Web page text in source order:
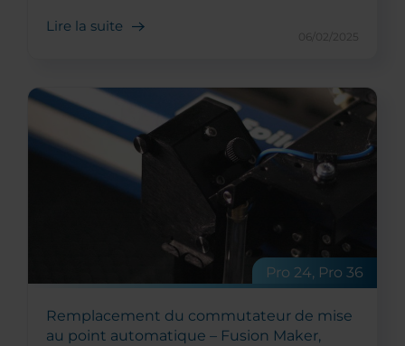
Lire la suite
06/02/2025
Pro 24, Pro 36
Remplacement du commutateur de mise
au point automatique – Fusion Maker,